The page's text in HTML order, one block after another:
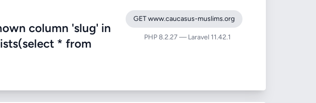
column 'slug' in
* from
GET www.caucasus-muslims.org
PHP 8.2.27 — Laravel 11.42.1